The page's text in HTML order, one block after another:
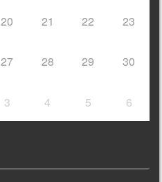
20 21 22 23
27 28 29 30
3 4 5 6